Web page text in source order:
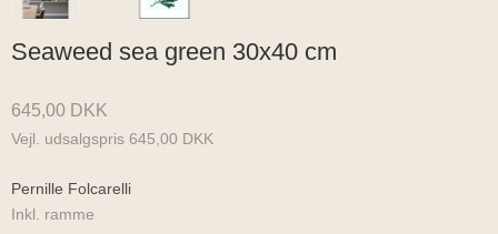
Seaweed sea green 30x40 cm
645,00 DKK
Vejl. udsalgspris 645,00 DKK
Pernille Folcarelli
Inkl. ramme